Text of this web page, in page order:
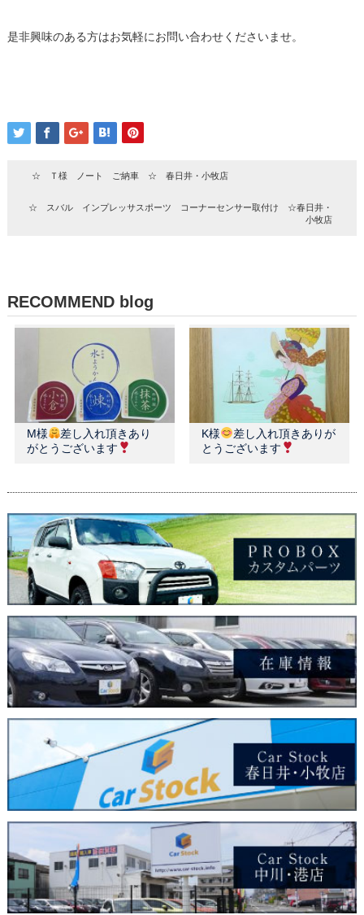
是非興味のある方はお気軽にお問い合わせくださいませ。
☆ Ｔ様 ノート ご納車 ☆ 春日井・小牧店
☆ スバル インプレッサスポーツ コーナーセンサー取付け ☆春日井・
小牧店
RECOMMEND blog
M様
差し入れ頂きあり
がとうございます
K様
差し入れ頂きありが
とうございます